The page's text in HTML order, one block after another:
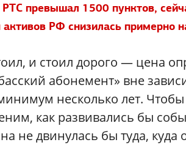
превышал 1500 пунктов,
РФ снизилась примерно
и стоил дорого — цена
абонемент» вне
несколько лет.
как развивались бы
не двинулась бы туда, куда